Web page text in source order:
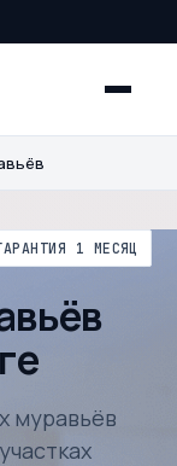
1 МЕСЯЦ
муравьёв